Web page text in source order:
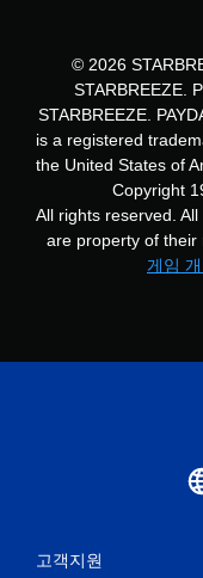
© 2026
STARBREEZE.
STARBREEZE.
is a registered
the United States of
Copyright
All rights reserved.
are property of their
게임
고객지원